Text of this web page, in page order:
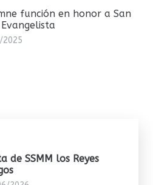
función en honor a San
de SSMM los Reyes